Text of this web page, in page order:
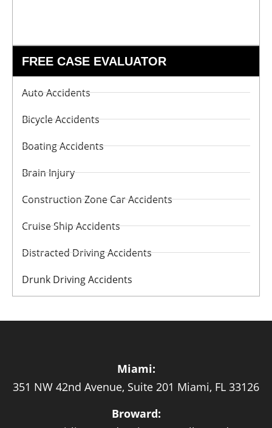
FREE CASE EVALUATOR
Auto Accidents
Bicycle Accidents
Boating Accidents
Brain Injury
Construction Zone Car Accidents
Cruise Ship Accidents
Distracted Driving Accidents
Drunk Driving Accidents
Miami:
351 NW 42nd Avenue, Suite 201 Miami, FL 33126
Broward: